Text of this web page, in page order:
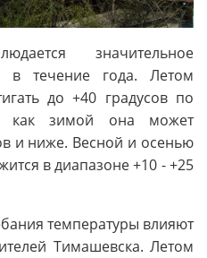
значительное
в течение года. Летом
до +40 градусов по
зимой она может
и ниже. Весной и осенью
в диапазоне +10 - +25
температуры влияют
Тимашевска. Летом